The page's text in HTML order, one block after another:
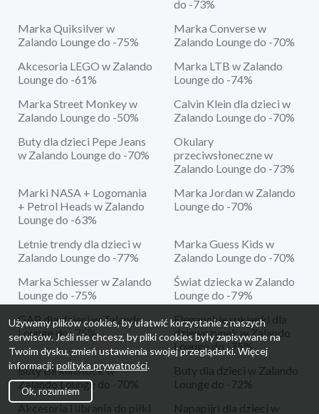
do -73%
Marka Quiksilver w
Zalando Lounge do -75%
Marka Converse w
Zalando Lounge do -70%
Akcesoria LEGO w Zalando
Lounge do -61%
Marka LTB w Zalando
Lounge do -74%
Marka Street Monkey w
Zalando Lounge do -50%
Calvin Klein dla dzieci w
Zalando Lounge do -70%
Buty dla dzieci Pepe Jeans
w Zalando Lounge do -70%
Okulary
przeciwsłoneczne w
Zalando Lounge do -73%
Marki NASA + Logomania
+ Petrol Heads w Zalando
Lounge do -63%
Marka Jordan w Zalando
Lounge do -70%
Letnie trendy dla dzieci w
Zalando Lounge do -77%
Marka Guess Kids w
Zalando Lounge do -70%
Marka Schiesser w Zalando
Lounge do -75%
Świat dziecka w Zalando
Lounge do -79%
GAP dla dzieci w Zalando
Lounge do -75%
Eleganckie sukienki dla
dziewczynek w Zalando
Lounge do -75%
Buty Birkenstock w
Zalando Lounge do -70%
Buty dla dzieci w Zalando
Lounge do -72%
Akcesoria i ubrania do piłki
Napapijri dla dzieci w
Używamy plików cookies, by ułatwić korzystanie z naszych
serwisów. Jeśli nie chcesz, by pliki cookies były zapisywane na
Twoim dysku, zmień ustawienia swojej przeglądarki. Więcej
informacji: polityka prywatności.
Ok, rozumiem